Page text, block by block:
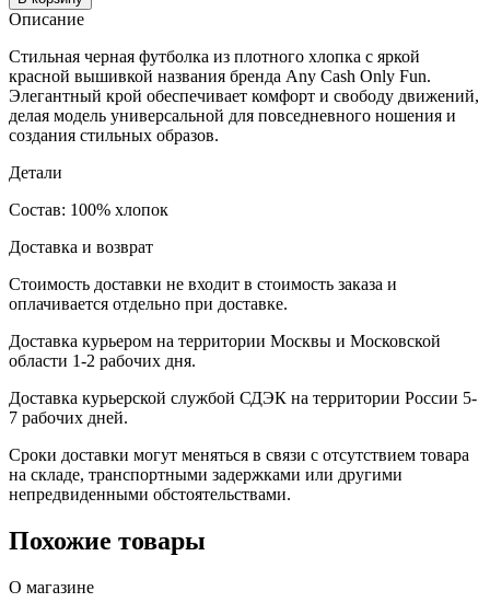
Описание
Стильная черная футболка из плотного хлопка с яркой
красной вышивкой названия бренда Any Cash Only Fun.
Элегантный крой обеспечивает комфорт и свободу движений,
делая модель универсальной для повседневного ношения и
создания стильных образов.
Детали
Состав: 100% хлопок
Доставка и возврат
Стоимость доставки не входит в стоимость заказа и
оплачивается отдельно при доставке.
Доставка курьером на территории Москвы и Московской
области 1-2 рабочих дня.
Доставка курьерской службой СДЭК на территории России 5-
7 рабочих дней.
Сроки доставки могут меняться в связи с отсутствием товара
на складе, транспортными задержками или другими
непредвиденными обстоятельствами.
Похожие товары
О магазине